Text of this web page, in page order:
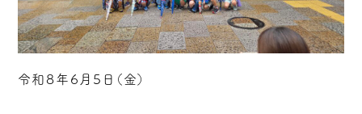
令和８年６月５日（金）